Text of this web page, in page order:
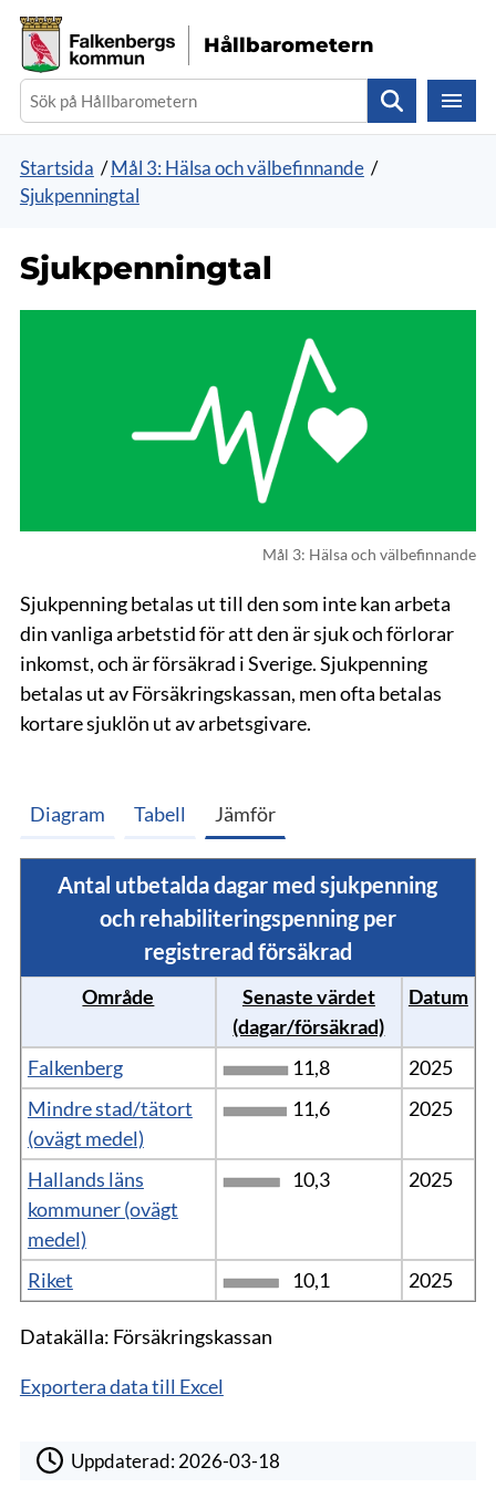
Gå direkt till sidans innehåll
Hållbarometern
Sök
Startsida /Mål 3: Hälsa och välbefinnande /
Sjukpenningtal
Sjukpenningtal
Mål 3: Hälsa och välbefinnande
Sjukpenning betalas ut till den som inte kan arbeta
din vanliga arbetstid för att den är sjuk och förlorar
inkomst, och är försäkrad i Sverige. Sjukpenning
betalas ut av Försäkringskassan, men ofta betalas
kortare sjuklön ut av arbetsgivare.
Diagram Tabell Jämför
Antal utbetalda dagar med sjukpenning
och rehabiliteringspenning per
registrerad försäkrad
Område
Senaste värdet
(dagar/försäkrad)
Datum
Falkenberg 11,8
2025
Mindre stad/tätort
(ovägt medel)
11,6 2025
Hallands läns
kommuner (ovägt
medel)
10,3 2025
Riket 10,1 2025
Datakälla: Försäkringskassan
Exportera data till Excel
Uppdaterad:2026-03-18